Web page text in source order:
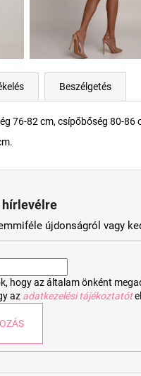
Beszélgetés
76-82 cm, csípőbőség 80-86
újdonságról vagy
hogy az általam önként
az adatkezelési tájékoztatót